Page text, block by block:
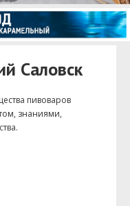
Саловск
пивоваров
знаниями,